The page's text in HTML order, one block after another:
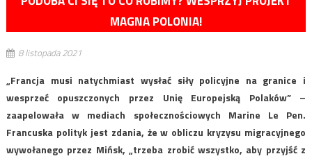
MAGNA POLONIA!
8 listopada 2021
„Francja musi natychmiast wysłać siły policyjne na granice i
wesprzeć opuszczonych przez Unię Europejską Polaków” –
zaapelowała w mediach społecznościowych Marine Le Pen.
Francuska polityk jest zdania, że w obliczu kryzysu migracyjnego
wywołanego przez Mińsk, „trzeba zrobić wszystko, aby przyjść z